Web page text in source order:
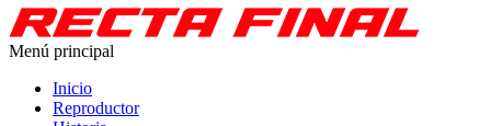
Menú principal
Inicio
Reproductor